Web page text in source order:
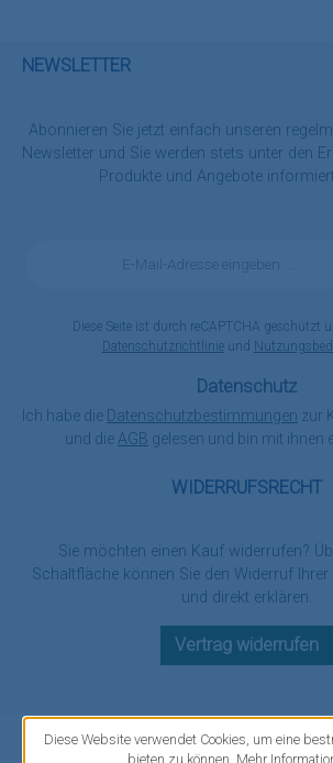
WIDERRUFSRECHT
Sie möchten einen Kauf widerrufen?
Schaltfläche können Sie den Widerruf
und direkt erklären.
Vertrag widerrufen
NEWSLETTER
Abonnieren Sie jetzt einfach unseren
Newsletter und Sie werden stets unter den
Produkte und Angebote
Diese Seite ist durch reCAPTCHA geschützt
Datenschutzrichtlinieund
Datenschutz
Ich habe die Datenschutzbestimmungen zur
und die AGB gelesen und bin mit ihnen
Diese Website verwendet Cookies, um eine
bieten zu können. Mehr